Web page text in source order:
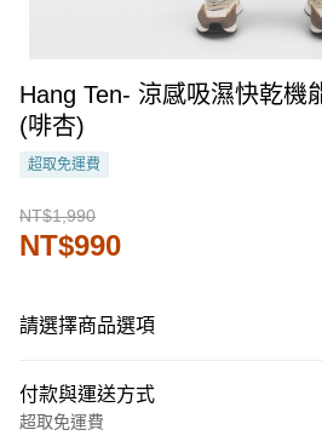
Hang Ten- 涼感吸濕快乾機
(啡杏)
超取免運費
NT$1,990
NT$990
請選擇商品選項
付款與運送方式
超取免運費